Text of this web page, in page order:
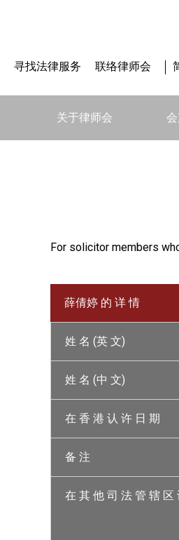
寻找法律服务 联络律师会
关于律师会
For solicitor members
薛倩婷 的 详 情
姓 名 (英 文)
姓 名 (中 文)
在 香 港 认 许 日 期
备 注
在 其 他 司 法 管 辖 区